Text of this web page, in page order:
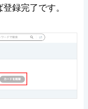
録完了です。